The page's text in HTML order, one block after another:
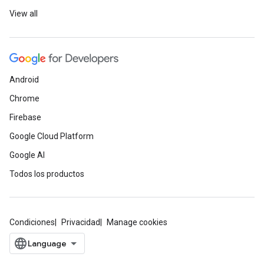
View all
Android
Chrome
Firebase
Google Cloud Platform
Google AI
Todos los productos
Condiciones Privacidad Manage cookies